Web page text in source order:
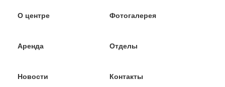
О центре Фотогалерея
Аренда Отделы
Новости Контакты